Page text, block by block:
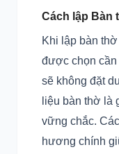
Cách lập Bàn
Khi lập bàn
được chọn cần
sẽ không đặt
liệu bàn thờ là
vững chắc.
hương chính